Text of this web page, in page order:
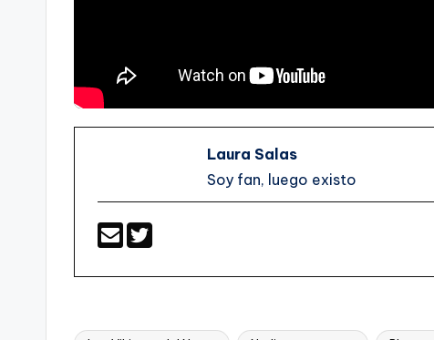
Laura Salas
Soy fan, luego existo